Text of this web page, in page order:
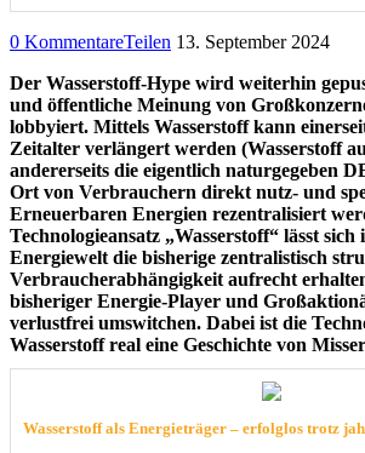
0 KommentareTeilen 13. September 2024
Der Wasserstoff-Hype wird weiterhin
und öffentliche Meinung von
lobbyiert. Mittels Wasserstoff kann
Zeitalter verlängert werden (Wasserstoff
andererseits die eigentlich naturgegeben
Ort von Verbrauchern direkt nutz- und
Erneuerbaren Energien rezentralisiert
Technologieansatz „Wasserstoff“ lässt
Energiewelt die bisherige zentralistisch
Verbraucherabhängigkeit aufrecht
bisheriger Energie-Player und
verlustfrei umswitchen. Dabei ist die
Wasserstoff real eine Geschichte von
Wasserstoff als Energieträger – erfolglos trotz